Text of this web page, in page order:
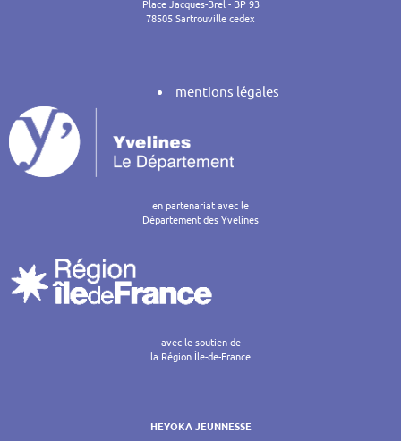
Place Jacques-Brel - BP 93
78505 Sartrouville cedex
mentions légales
en partenariat avec le
Département des Yvelines
avec le soutien de
la Région Île-de-France
HEYOKA JEUNNESSE